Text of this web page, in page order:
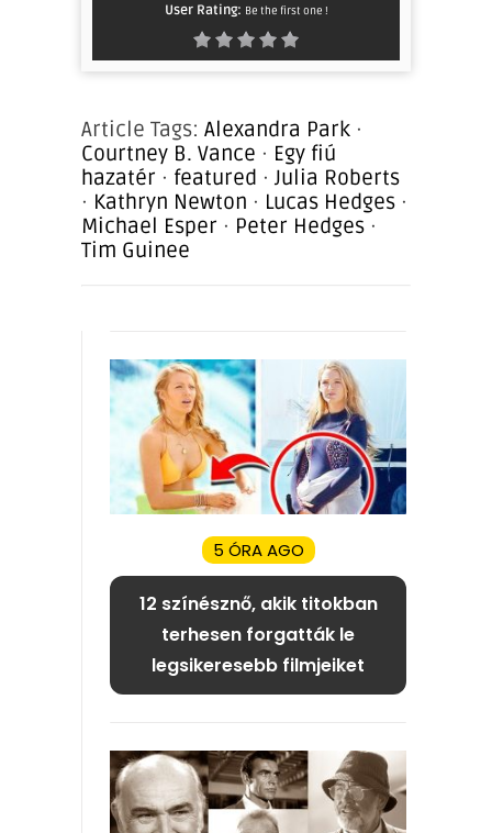
User Rating: Be the first one !
Article Tags: Alexandra Park ·
Courtney B. Vance · Egy fiú
hazatér · featured · Julia Roberts
· Kathryn Newton · Lucas Hedges ·
Michael Esper · Peter Hedges ·
Tim Guinee
5 ÓRA AGO
12 színésznő, akik titokban
terhesen forgatták le
legsikeresebb filmjeiket